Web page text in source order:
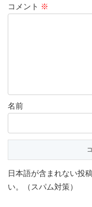
コメント ※
名前
日本語が含まれない投
い。（スパム対策）